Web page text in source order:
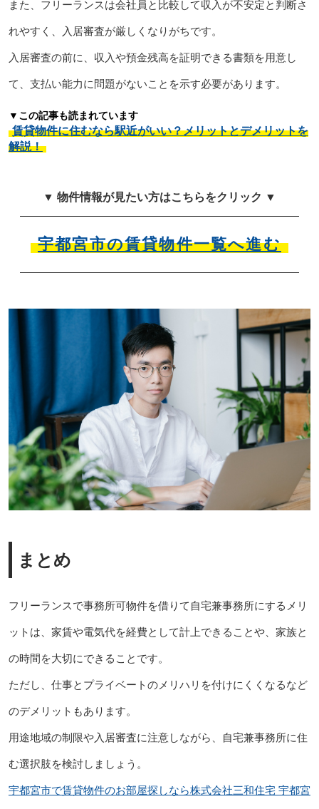
また、フリーランスは会社員と比較して収入が不安定と判断さ
れやすく、入居審査が厳しくなりがちです。
入居審査の前に、収入や預金残高を証明できる書類を用意し
て、支払い能力に問題がないことを示す必要があります。
▼この記事も読まれています
賃貸物件に住むなら駅近がいい？メリットとデメリットを
解説！
▼ 物件情報が見たい方はこちらをクリック ▼
宇都宮市の賃貸物件一覧へ進む
まとめ
フリーランスで事務所可物件を借りて自宅兼事務所にするメリ
ットは、家賃や電気代を経費として計上できることや、家族と
の時間を大切にできることです。
ただし、仕事とプライベートのメリハリを付けにくくなるなど
のデメリットもあります。
用途地域の制限や入居審査に注意しながら、自宅兼事務所に住
む選択肢を検討しましょう。
宇都宮市で賃貸物件のお部屋探しなら株式会社三和住宅 宇都宮